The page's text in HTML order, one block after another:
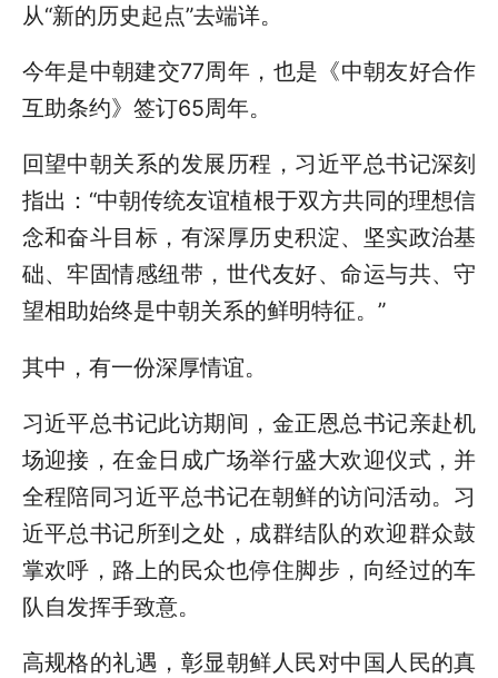
从“新的历史起点”去端详。
今年是中朝建交77周年，也是《中朝友好合作
互助条约》签订65周年。
回望中朝关系的发展历程，习近平总书记深刻
指出：“中朝传统友谊植根于双方共同的理想信
念和奋斗目标，有深厚历史积淀、坚实政治基
础、牢固情感纽带，世代友好、命运与共、守
望相助始终是中朝关系的鲜明特征。”
其中，有一份深厚情谊。
习近平总书记此访期间，金正恩总书记亲赴机
场迎接，在金日成广场举行盛大欢迎仪式，并
全程陪同习近平总书记在朝鲜的访问活动。习
近平总书记所到之处，成群结队的欢迎群众鼓
掌欢呼，路上的民众也停住脚步，向经过的车
队自发挥手致意。
高规格的礼遇，彰显朝鲜人民对中国人民的真